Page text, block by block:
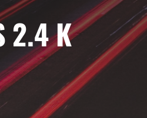
2.4 K